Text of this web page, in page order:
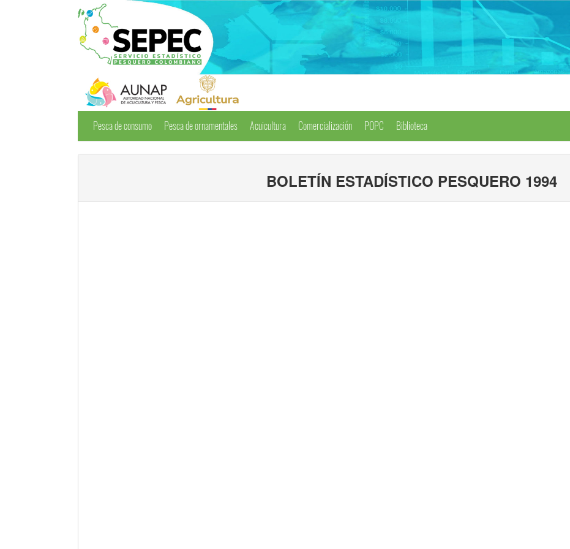
Pesca de consumo Pesca de ornamentales Acuicultura Comercialización POPC Biblioteca
BOLETÍN ESTADÍSTICO PESQUERO 1994